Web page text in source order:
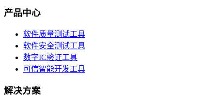
产品中心
软件质量测试工具
软件安全测试工具
数字IC验证工具
可信智能开发工具
解决方案